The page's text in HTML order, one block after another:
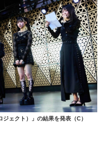
ェクト）」の結果を発表（C）